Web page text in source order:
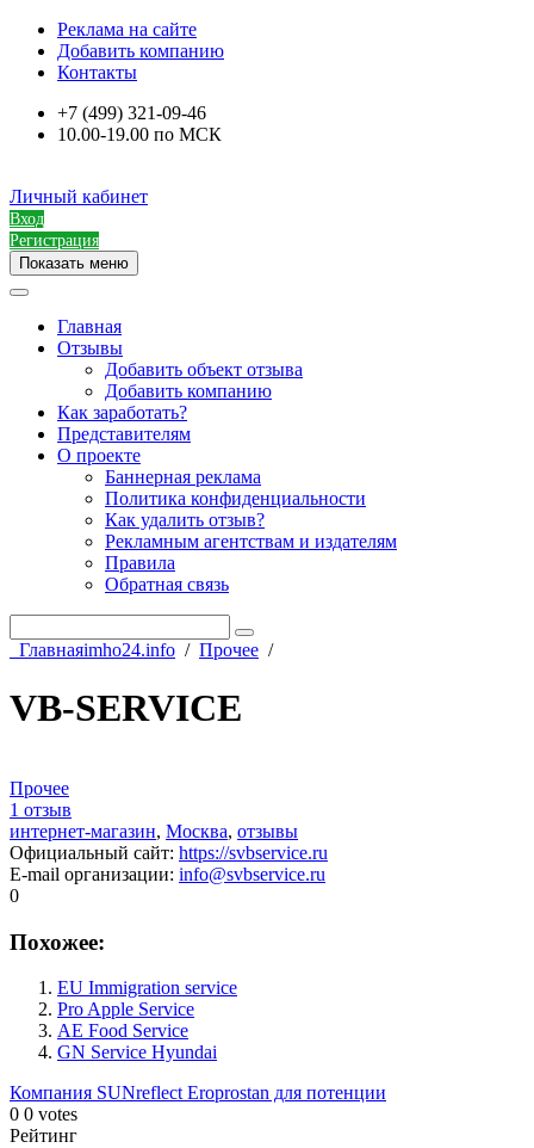
Реклама на сайте
Добавить компанию
Контакты
+7 (499) 321-09-46
10.00-19.00 по МСК
Личный кабинет
Вход
Регистрация
Показать меню
Главная
Отзывы
Добавить объект отзыва
Добавить компанию
Как заработать?
Представителям
О проекте
Баннерная реклама
Политика конфиденциальности
Как удалить отзыв?
Рекламным агентствам и издателям
Правила
Обратная связь
Главнаяimho24.info / Прочее /
VB-SERVICE
Прочее
1 отзыв
интернет-магазин, Москва, отзывы
Официальный сайт: https://svbservice.ru
E-mail организации: info@svbservice.ru
0
Похожее:
EU Immigration service
Pro Apple Service
AE Food Service
GN Service Hyundai
Компания SUNreflect Eroprostan для потенции
0 0 votes
Рейтинг